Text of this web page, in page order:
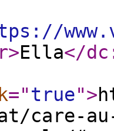
>Ella</
="true">
care-